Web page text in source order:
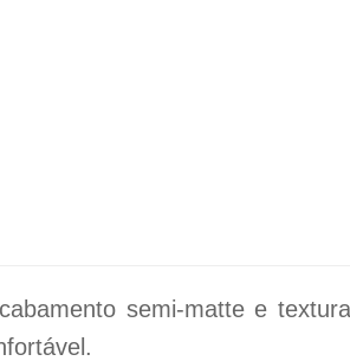
semi-matte e